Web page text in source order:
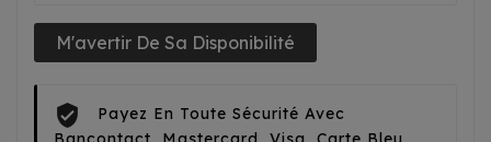
M'avertir De Sa Disponibilité
Payez En Toute Sécurité Avec